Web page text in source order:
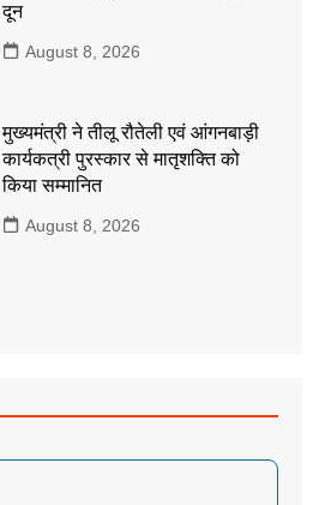
दून
August 8, 2026
मुख्यमंत्री ने तीलू रौतेली एवं आंगनबाड़ी
कार्यकत्री पुरस्कार से मातृशक्ति को
किया सम्मानित
August 8, 2026